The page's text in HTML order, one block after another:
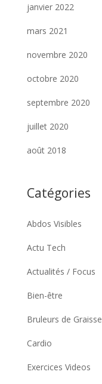
janvier 2022
mars 2021
novembre 2020
octobre 2020
septembre 2020
juillet 2020
août 2018
Catégories
Abdos Visibles
Actu Tech
Actualités / Focus
Bien-être
Bruleurs de Graisse
Cardio
Exercices Videos